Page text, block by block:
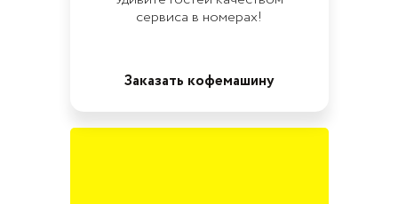
сервиса в номерах!
Заказать кофемашину